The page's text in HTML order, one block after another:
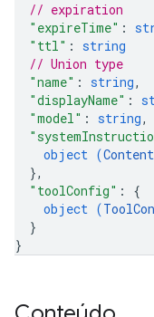
// expiration
"expireTime" :
"ttl" : string
// Union type
"name" : string,
"displayName" :
"model" : string,
object (Content
},
"toolConfig" : {
object (
}
}